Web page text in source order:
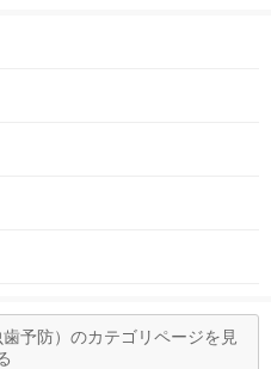
予防）のカテゴリページを見